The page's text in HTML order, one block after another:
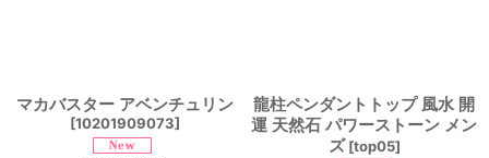
マカバスター アベンチュリン
[10201909073]
龍柱ペンダントトップ 風水 開
運 天然石 パワーストーン メン
ズ [top05]